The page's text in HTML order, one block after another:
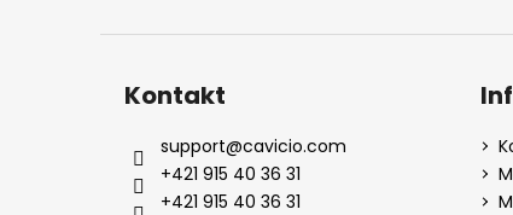
Kontakt
support@cavicio.com
+421 915 40 36 31
+421 915 40 36 31